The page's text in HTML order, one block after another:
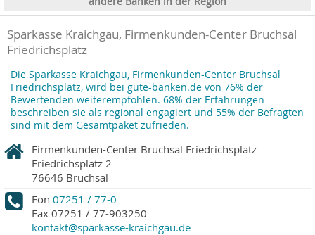
Sparkasse Kraichgau, Firmenkunden-Center Bruchsal
Friedrichsplatz
Die Sparkasse Kraichgau, Firmenkunden-Center Bruchsal
Friedrichsplatz, wird bei gute-banken.de von 76% der
Bewertenden weiterempfohlen. 68% der Erfahrungen
beschreiben sie als regional engagiert und 55% der Befragten
sind mit dem Gesamtpaket zufrieden.
Firmenkunden-Center Bruchsal Friedrichsplatz
Friedrichsplatz 2
76646 Bruchsal
Fon 07251 / 77-0
Fax 07251 / 77-903250
kontakt@sparkasse-kraichgau.de